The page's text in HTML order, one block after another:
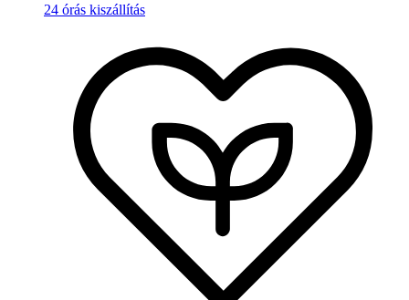
24 órás kiszállítás